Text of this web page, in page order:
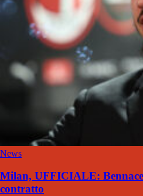
News
Milan, UFFICIALE:
contratto